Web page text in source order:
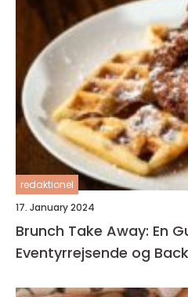
redaktionel
17. January 2024
Brunch Take Away: En
Eventyrrejsende og